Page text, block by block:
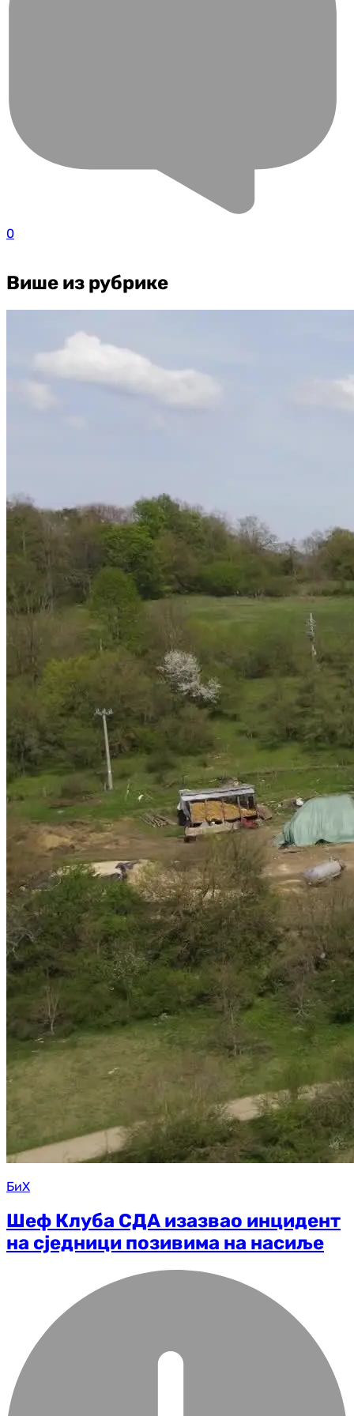
0
Више из рубрике
БиХ
Шеф Клуба СДА изазвао инцидент
на сједници позивима на насиље